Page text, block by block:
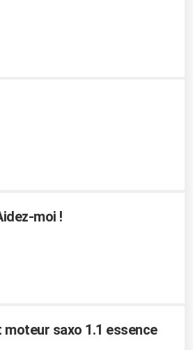
moi !
saxo 1.1 essence